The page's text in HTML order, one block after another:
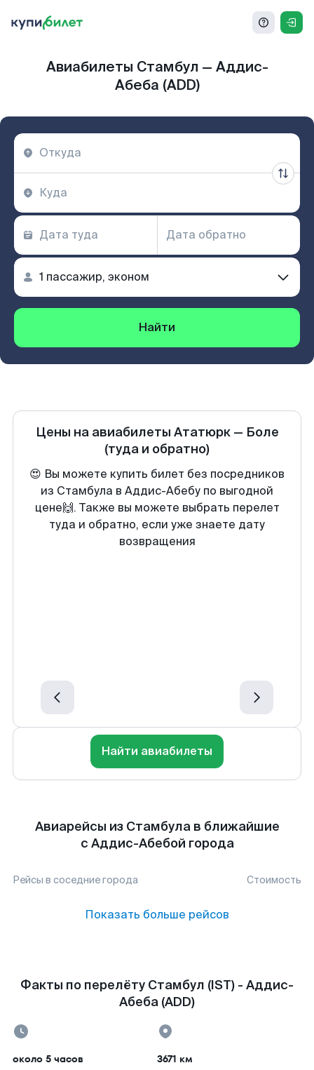
Авиабилеты Стамбул — Аддис-
Абеба (ADD)
Найти
Цены на авиабилеты Ататюрк— Боле
(туда и обратно)
😍 Вы можете купить билет без посредников
из Стамбула в Аддис-Абебу по выгодной
цене🙌. Также вы можете выбрать перелет
туда и обратно, если уже знаете дату
возвращения
Найти авиабилеты
Авиарейсы из Стамбула в ближайшие
с Аддис-Абебой города
Рейсы в соседние города Стоимость
Показать больше рейсов
Факты по перелёту Стамбул (IST) - Аддис-
Абеба (ADD)
около 5 часов 3671 км